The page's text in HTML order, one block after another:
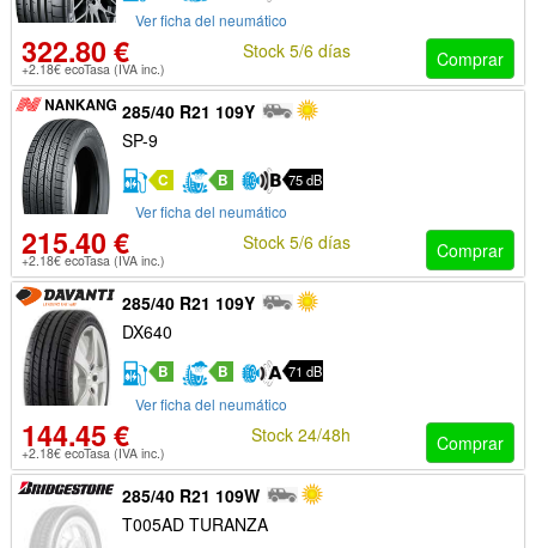
Ver ficha del neumático
322.80 €
+2.18€ ecoTasa (IVA inc.) Comprar
Stock 5/6 días
285/40 R21 109Y
SP-9
C B 75 dB
Ver ficha del neumático
215.40 €
+2.18€ ecoTasa (IVA inc.) Comprar
Stock 5/6 días
285/40 R21 109Y
DX640
B B 71 dB
Ver ficha del neumático
144.45 €
+2.18€ ecoTasa (IVA inc.) Comprar
Stock 24/48h
285/40 R21 109W
T005AD TURANZA